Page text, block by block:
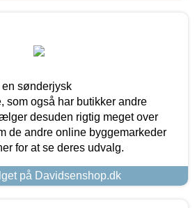
sønderjysk
som også har butikker andre
desuden rigtig meget over
de andre online byggemarkeder
for at se deres udvalg.
på Davidsenshop.dk